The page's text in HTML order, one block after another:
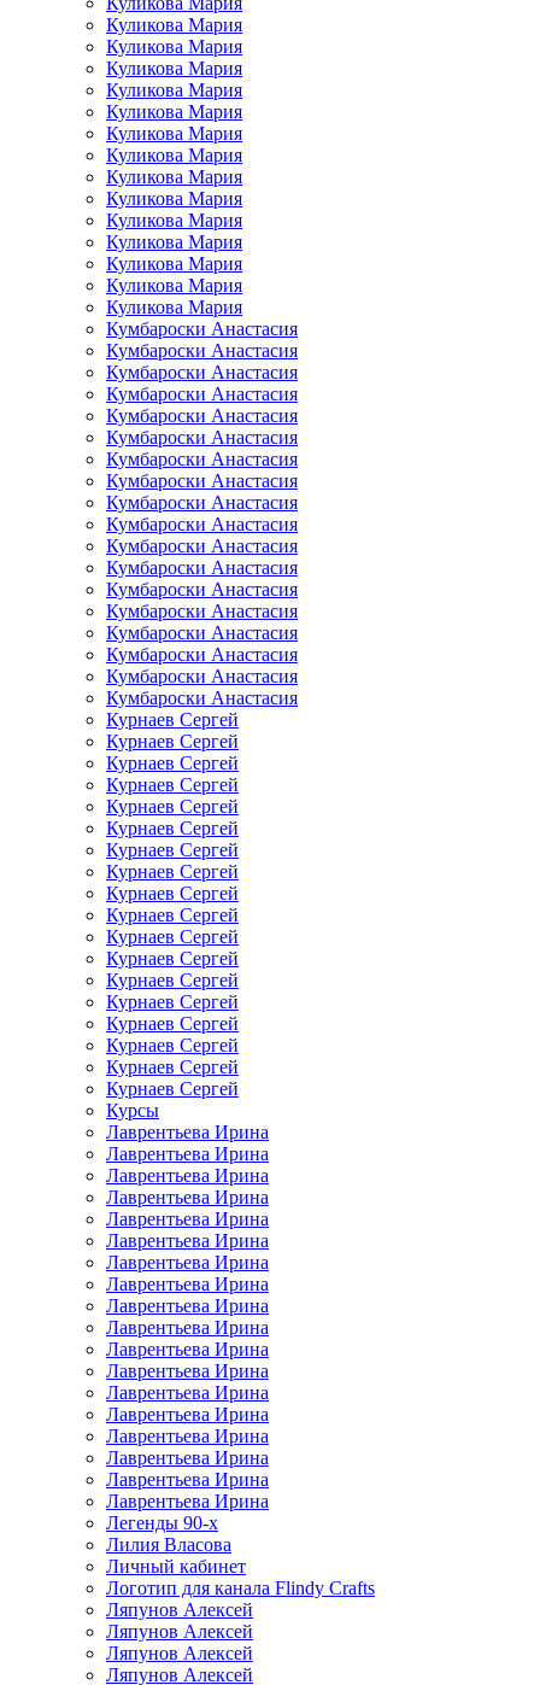
Куликова Мария
Куликова Мария
Куликова Мария
Куликова Мария
Куликова Мария
Куликова Мария
Куликова Мария
Куликова Мария
Куликова Мария
Куликова Мария
Куликова Мария
Куликова Мария
Куликова Мария
Куликова Мария
Кумбароски Анастасия
Кумбароски Анастасия
Кумбароски Анастасия
Кумбароски Анастасия
Кумбароски Анастасия
Кумбароски Анастасия
Кумбароски Анастасия
Кумбароски Анастасия
Кумбароски Анастасия
Кумбароски Анастасия
Кумбароски Анастасия
Кумбароски Анастасия
Кумбароски Анастасия
Кумбароски Анастасия
Кумбароски Анастасия
Кумбароски Анастасия
Кумбароски Анастасия
Кумбароски Анастасия
Курнаев Сергей
Курнаев Сергей
Курнаев Сергей
Курнаев Сергей
Курнаев Сергей
Курнаев Сергей
Курнаев Сергей
Курнаев Сергей
Курнаев Сергей
Курнаев Сергей
Курнаев Сергей
Курнаев Сергей
Курнаев Сергей
Курнаев Сергей
Курнаев Сергей
Курнаев Сергей
Курнаев Сергей
Курнаев Сергей
Курсы
Лаврентьева Ирина
Лаврентьева Ирина
Лаврентьева Ирина
Лаврентьева Ирина
Лаврентьева Ирина
Лаврентьева Ирина
Лаврентьева Ирина
Лаврентьева Ирина
Лаврентьева Ирина
Лаврентьева Ирина
Лаврентьева Ирина
Лаврентьева Ирина
Лаврентьева Ирина
Лаврентьева Ирина
Лаврентьева Ирина
Лаврентьева Ирина
Лаврентьева Ирина
Лаврентьева Ирина
Легенды 90-х
Лилия Власова
Личный кабинет
Логотип для канала Flindy Crafts
Ляпунов Алексей
Ляпунов Алексей
Ляпунов Алексей
Ляпунов Алексей